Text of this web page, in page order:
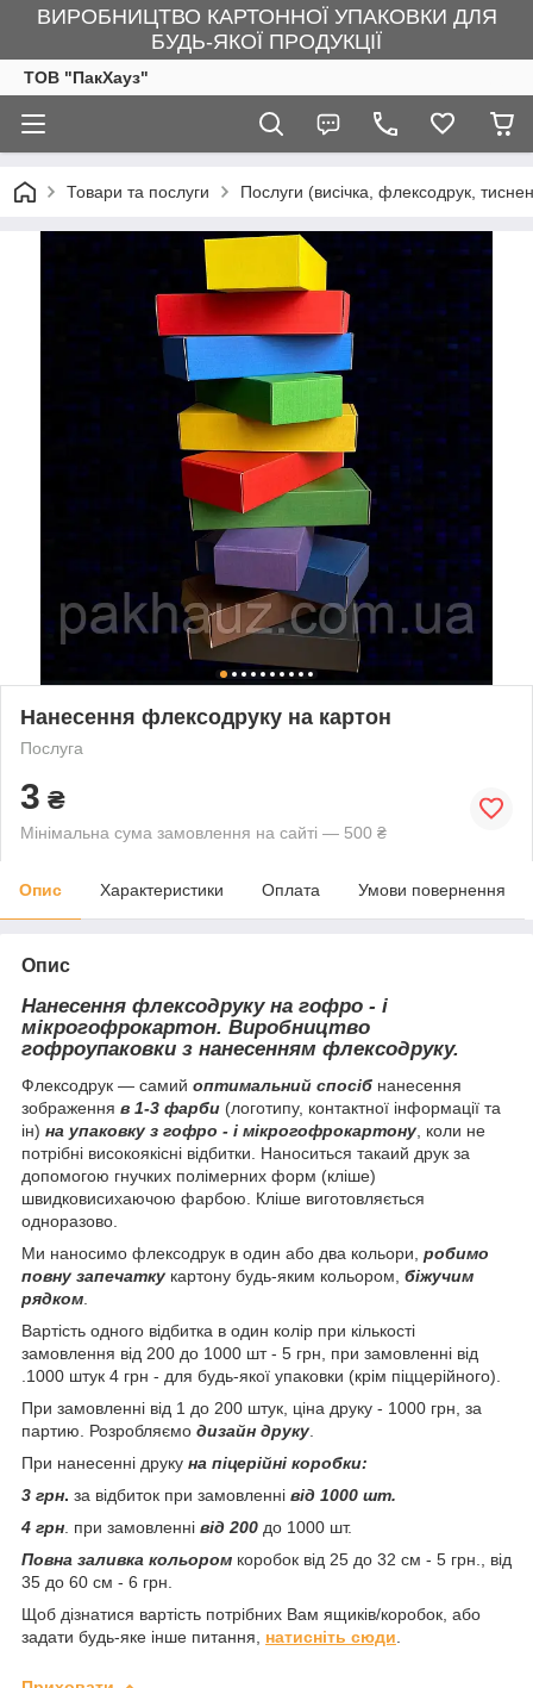
ВИРОБНИЦТВО КАРТОННОЇ УПАКОВКИ ДЛЯ
БУДЬ-ЯКОЇ ПРОДУКЦІЇ
ТОВ "ПакХауз"
Товари та послуги Послуги (висічка, флексодрук,
Нанесення флексодруку на картон
Послуга
3 ₴
Мінімальна сума замовлення на сайті — 500 ₴
Опис Характеристики Оплата Умови повернення
Опис
Нанесення флексодруку на гофро - і
мікрогофрокартон. Виробництво
гофроупаковки з нанесенням флексодруку.
Флексодрук ― самий оптимальний спосіб нанесення
зображення в 1-3 фарби (логотипу, контактної інформації та
ін) на упаковку з гофро - і мікрогофрокартону , коли не
потрібні високоякісні відбитки. Наноситься такаий друк за
допомогою гнучких полімерних форм (кліше)
швидковисихаючою фарбою. Кліше виготовляється
одноразово.
Ми наносимо флексодрук в один або два кольори, робимо
повну запечатку картону будь-яким кольором, біжучим
рядком
Вартість одного відбитка в один колір при кількості
замовлення від 200 до 1000 шт - 5 грн, при замовленні від
.1000 штук 4 грн - для будь-якої упаковки (крім піццерійного).
При замовленні від 1 до 200 штук, ціна друку - 1000 грн, за
партию. Розробляємо дизайн друку
При нанесенні друку на піцерійні коробки:
3 грн. за відбиток при замовленні від 1000 шт.
4 грн . при замовленні від 200 до 1000 шт.
Повна заливка кольором коробок від 25 до 32 см - 5 грн., від
35 до 60 см - 6 грн.
Щоб дізнатися вартість потрібних Вам ящиків/коробок, або
задати будь-яке інше питання, натисніть сюди